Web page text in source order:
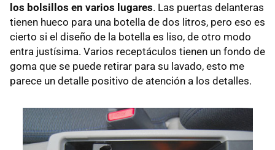
los bolsillos en varios lugares. Las puertas delanteras
tienen hueco para una botella de dos litros, pero eso es
cierto si el diseño de la botella es liso, de otro modo
entra justísima. Varios receptáculos tienen un fondo de
goma que se puede retirar para su lavado, esto me
parece un detalle positivo de atención a los detalles.